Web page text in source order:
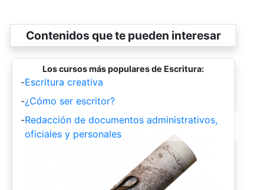
Contenidos que te pueden interesar
Los cursos más populares de Escritura:
-Escritura creativa
-¿Cómo ser escritor?
-Redacción de documentos administrativos,
oficiales y personales